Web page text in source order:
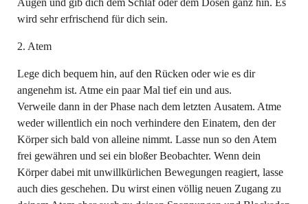
wird sehr erfrischend für dich sein.
2. Atem
Lege dich bequem hin, auf den Rücken oder wie es dir
angenehm ist. Atme ein paar Mal tief ein und aus.
Verweile dann in der Phase nach dem letzten Ausatem. Atme
weder willentlich ein noch verhindere den Einatem, den der
Körper sich bald von alleine nimmt. Lasse nun so den Atem
frei gewähren und sei ein bloßer Beobachter. Wenn dein
Körper dabei mit unwillkürlichen Bewegungen reagiert, lasse
auch dies geschehen. Du wirst einen völlig neuen Zugang zu